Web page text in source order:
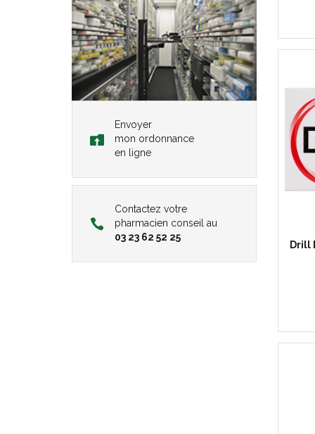
Envoyer
mon ordonnance
en ligne
Contactez votre
pharmacien conseil au
03 23 62 52 25
Drill